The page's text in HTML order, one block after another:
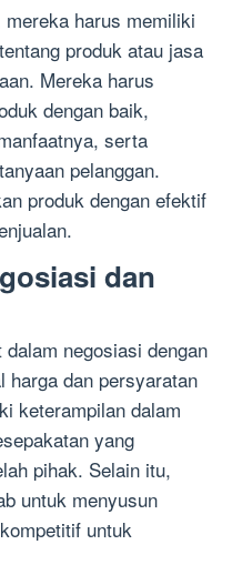
harus memiliki
produk atau jasa
Mereka harus
dengan baik,
serta
pelanggan.
produk dengan efektif
dan
negosiasi dengan
harga dan persyaratan
keterampilan dalam
yang
pihak. Selain itu,
untuk menyusun
untuk